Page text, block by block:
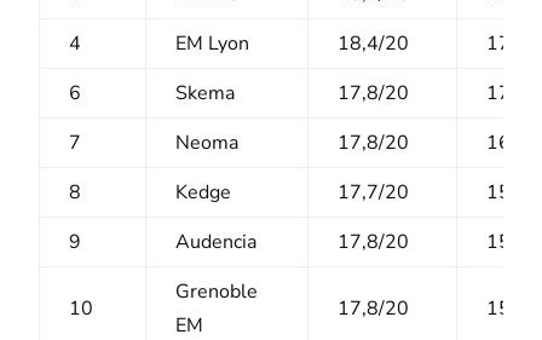
4
EM Lyon 18,4/20
17,2/
6
Skema 17,8/20
17,6/
7
Neoma 17,8/20
16,1/
8
Kedge 17,7/20
15,4/
9
Audencia 17,8/20 15,9/
10
Grenoble
EM
17,8/20 15/20